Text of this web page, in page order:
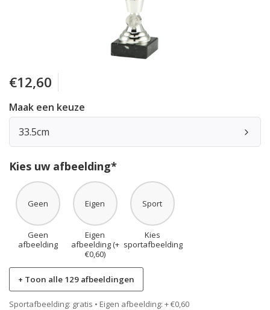
€12,60
Maak een keuze
33.5cm
Kies uw afbeelding*
Geen
Geen
afbeelding
Eigen
Eigen
afbeelding (+
€0,60)
Sport
Kies
sportafbeelding
+ Toon alle 129 afbeeldingen
Sportafbeelding: gratis • Eigen afbeelding: + €0,60